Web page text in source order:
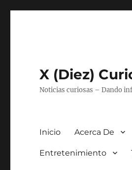
X (Diez)
Noticias curiosas – Dando
Inicio Acerca De
Entretenimiento